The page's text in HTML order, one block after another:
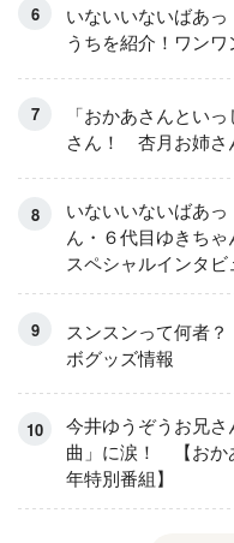
いないいないばあ
うちを紹介！ワン
「おかあさんとい
さん！ 杏月お姉さ
いないいないばあ
ん・６代目ゆきち
スペシャルインタビ
スンスンって何者
ボグッズ情報
今井ゆうぞうお兄
曲」に涙！ 【おか
年特別番組】